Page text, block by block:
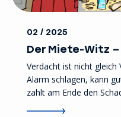
02 / 2025
Der Miete-Witz
Verdacht ist nicht gleich
Alarm schlagen, kann
zahlt am Ende den